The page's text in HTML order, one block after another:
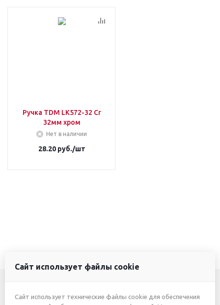
Ручка TDM LK572-32 Cr
32мм хром
Нет в наличии
28.20руб./шт
+7 (3412) 46-7777
Сайт использует файлы cookie
Сайт использует технические файлы cookie для обеспечения